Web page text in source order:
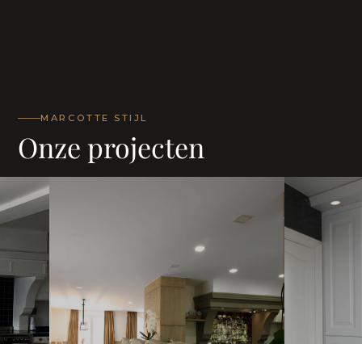
MARCOTTE STIJL
Onze projecten